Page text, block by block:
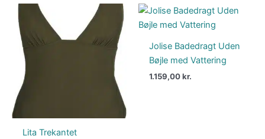
Lita Trekantet
Jolise Badedragt Uden
Bøjle med Vattering
1.159,00kr.